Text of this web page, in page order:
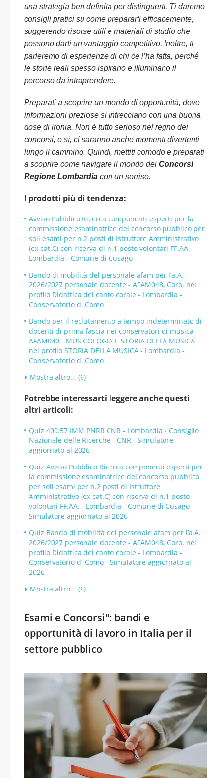
una strategia ben definita per distinguerti. Ti daremo
consigli pratici su come prepararti efficacemente,
suggerendo risorse utili e materiali di studio che
possono darti un vantaggio competitivo. Inoltre, ti
parleremo di esperienze di chi ce l’ha fatta, perché
le storie reali spesso ispirano e illuminano il
percorso da intraprendere.
Preparati a scoprire un mondo di opportunità, dove
informazioni preziose si intrecciano con una buona
dose di ironia. Non è tutto serioso nel regno dei
concorsi, e sì, ci saranno anche momenti divertenti
lungo il cammino. Quindi, mettiti comodo e preparati
a scoprire come navigare il mondo dei Concorsi
Regione Lombardia con un sorriso.
I prodotti più di tendenza:
Avviso Pubblico Ricerca componenti esperti per la
commissione esaminatrice del concorso pubblico per
soli esami per n.2 posti di Istruttore Amministrativo
(ex cat.C) con riserva di n.1 posto volontari FF.AA. -
Lombardia - Comune di Cusago
Bando di mobilità del personale afam per l’a.A.
2026/2027 personale docente - AFAM048, Coro, nel
profilo Didattica del canto corale - Lombardia -
Conservatorio di Como
Bando per il reclutamento a tempo indeterminato di
docenti di prima fascia nei conservatori di musica -
AFAM040 - MUSICOLOGIA E STORIA DELLA MUSICA
nel profilo STORIA DELLA MUSICA - Lombardia -
Conservatorio di Como
Mostra altro... (6)
Potrebbe interessarti leggere anche questi
altri articoli:
Quiz 400.57 IMM PNRR CNR - Lombardia - Consiglio
Nazionale delle Ricerche - CNR - Simulatore
aggiornato al 2026
Quiz Avviso Pubblico Ricerca componenti esperti per
la commissione esaminatrice del concorso pubblico
per soli esami per n.2 posti di Istruttore
Amministrativo (ex cat.C) con riserva di n.1 posto
volontari FF.AA. - Lombardia - Comune di Cusago -
Simulatore aggiornato al 2026
Quiz Bando di mobilità del personale afam per l’a.A.
2026/2027 personale docente - AFAM048, Coro, nel
profilo Didattica del canto corale - Lombardia -
Conservatorio di Como - Simulatore aggiornato al
2026
Mostra altro... (6)
Esami e Concorsi": bandi e
opportunità di lavoro in Italia per il
settore pubblico